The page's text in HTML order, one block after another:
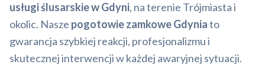
usługi ślusarskie w Gdyni, na terenie Trójmiasta i
okolic. Nasze pogotowie zamkowe Gdyniato
gwarancja szybkiej reakcji, profesjonalizmu i
skutecznej interwencji w każdej awaryjnej sytuacji.